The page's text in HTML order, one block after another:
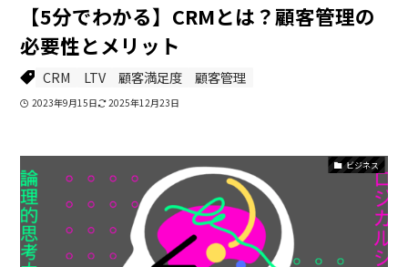
【5分でわかる】CRMとは？顧客管理の
必要性とメリット
CRM LTV 顧客満足度 顧客管理
2023年9月15日 2025年12月23日
ビジネス